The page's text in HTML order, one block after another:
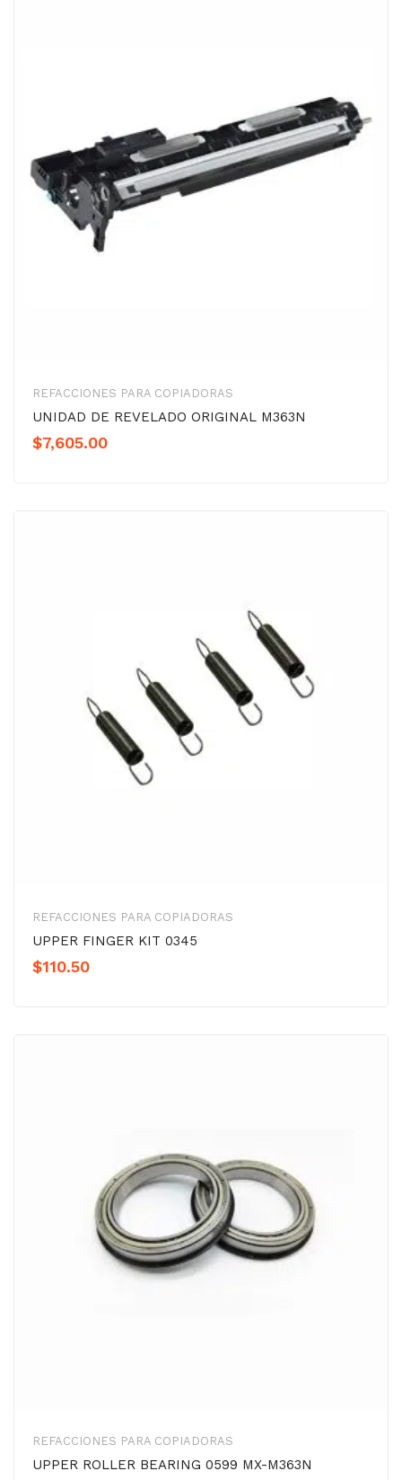
REFACCIONES PARA COPIADORAS
UNIDAD DE REVELADO ORIGINAL M363N
$7,605.00
REFACCIONES PARA COPIADORAS
UPPER FINGER KIT 0345
$110.50
REFACCIONES PARA COPIADORAS
UPPER ROLLER BEARING 0599 MX-M363N